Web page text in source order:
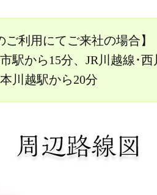
ご利用にてご来社の場合】
駅から15分、JR川越線･
川越駅から20分